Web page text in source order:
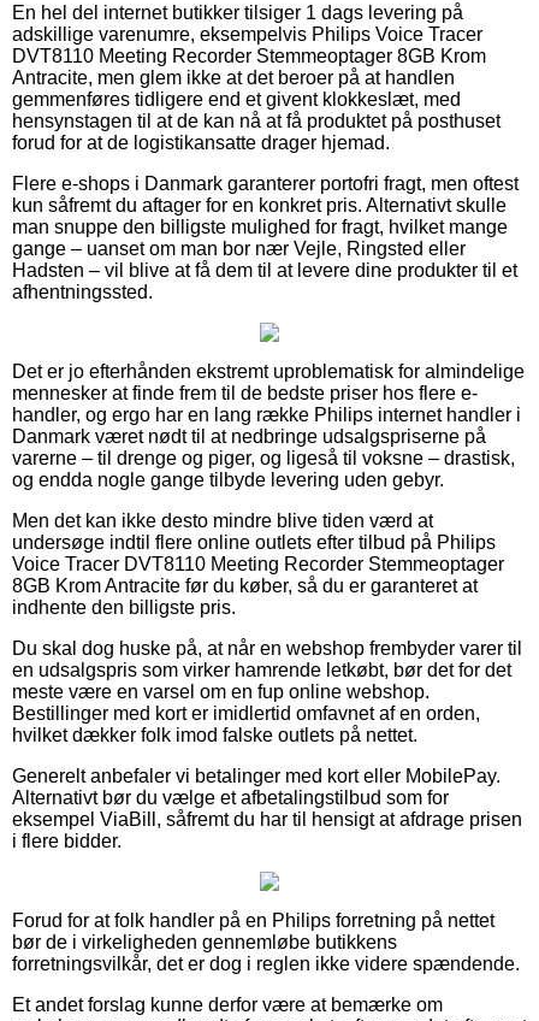
En hel del internet butikker tilsiger 1 dags levering på
adskillige varenumre, eksempelvis Philips Voice Tracer
DVT8110 Meeting Recorder Stemmeoptager 8GB Krom
Antracite, men glem ikke at det beroer på at handlen
gemmenføres tidligere end et givent klokkeslæt, med
hensynstagen til at de kan nå at få produktet på posthuset
forud for at de logistikansatte drager hjemad.
Flere e-shops i Danmark garanterer portofri fragt, men oftest
kun såfremt du aftager for en konkret pris. Alternativt skulle
man snuppe den billigste mulighed for fragt, hvilket mange
gange – uanset om man bor nær Vejle, Ringsted eller
Hadsten – vil blive at få dem til at levere dine produkter til et
afhentningssted.
Det er jo efterhånden ekstremt uproblematisk for almindelige
mennesker at finde frem til de bedste priser hos flere e-
handler, og ergo har en lang række Philips internet handler i
Danmark været nødt til at nedbringe udsalgspriserne på
varerne – til drenge og piger, og ligeså til voksne – drastisk,
og endda nogle gange tilbyde levering uden gebyr.
Men det kan ikke desto mindre blive tiden værd at
undersøge indtil flere online outlets efter tilbud på Philips
Voice Tracer DVT8110 Meeting Recorder Stemmeoptager
8GB Krom Antracite før du køber, så du er garanteret at
indhente den billigste pris.
Du skal dog huske på, at når en webshop frembyder varer til
en udsalgspris som virker hamrende letkøbt, bør det for det
meste være en varsel om en fup online webshop.
Bestillinger med kort er imidlertid omfavnet af en orden,
hvilket dækker folk imod falske outlets på nettet.
Generelt anbefaler vi betalinger med kort eller MobilePay.
Alternativt bør du vælge et afbetalingstilbud som for
eksempel ViaBill, såfremt du har til hensigt at afdrage prisen
i flere bidder.
Forud for at folk handler på en Philips forretning på nettet
bør de i virkeligheden gennemløbe butikkens
forretningsvilkår, det er dog i reglen ikke videre spændende.
Et andet forslag kunne derfor være at bemærke om